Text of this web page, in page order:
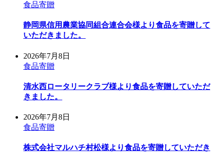
食品寄贈
静岡県信用農業協同組合連合会様より食品を寄贈して
いただきました。
2026年7月8日
食品寄贈
清水西ロータリークラブ様より食品を寄贈していただ
きました。
2026年7月8日
食品寄贈
株式会社マルハチ村松様より食品を寄贈していただき